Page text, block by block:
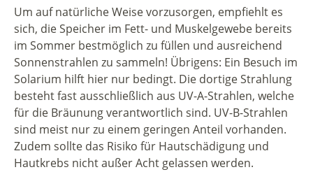
Um auf natürliche Weise vorzusorgen, empfiehlt es
sich, die Speicher im Fett- und Muskelgewebe bereits
im Sommer bestmöglich zu füllen und ausreichend
Sonnenstrahlen zu sammeln! Übrigens: Ein Besuch im
Solarium hilft hier nur bedingt. Die dortige Strahlung
besteht fast ausschließlich aus UV-A-Strahlen, welche
für die Bräunung verantwortlich sind. UV-B-Strahlen
sind meist nur zu einem geringen Anteil vorhanden.
Zudem sollte das Risiko für Hautschädigung und
Hautkrebs nicht außer Acht gelassen werden.